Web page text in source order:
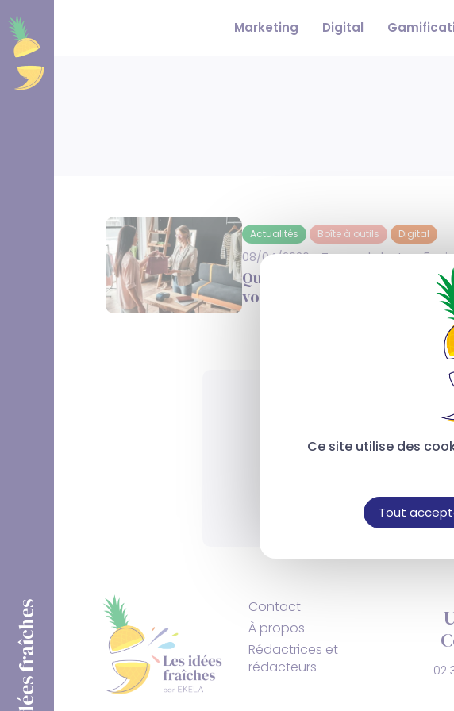
Marketing Digital
Les idées fraîches
Actualités Boîte à outils Digital
08/04/2026 Temps de lecture 5 min
Quand le personal shopper IA
votre nouvel assistant
En
Renseignez votre email
Contact
À propos
Rédactrices et
rédacteurs
02
Ce site utilise des
Tout